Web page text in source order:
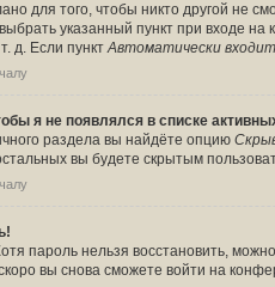
для того, чтобы никто другой не
указанный пункт при входе
д. Если пунктАвтоматически
я не появлялся в списке
раздела вы найдёте опцию
вы будете скрытым
пароль нельзя восстановить,
вы снова сможете войти на